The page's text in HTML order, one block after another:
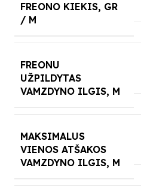
FREONO KIEKIS, GR
/ M
FREONU
UŽPILDYTAS
VAMZDYNO ILGIS, M
MAKSIMALUS
VIENOS ATŠAKOS
VAMZDYNO ILGIS, M